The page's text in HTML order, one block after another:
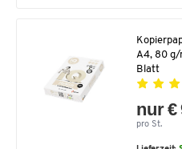
A4, 80 g/
Blatt
nur €
pro St.